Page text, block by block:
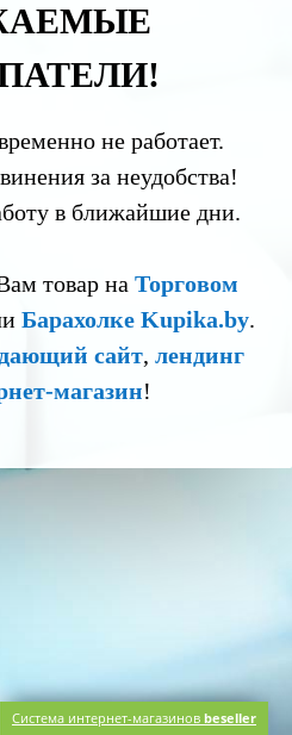
не работает.
за неудобства!
в ближайшие дни.
товар на Торговом
Барахолке Kupika.by.
сайт, лендинг
магазин!
Система интернет-магазинов beseller